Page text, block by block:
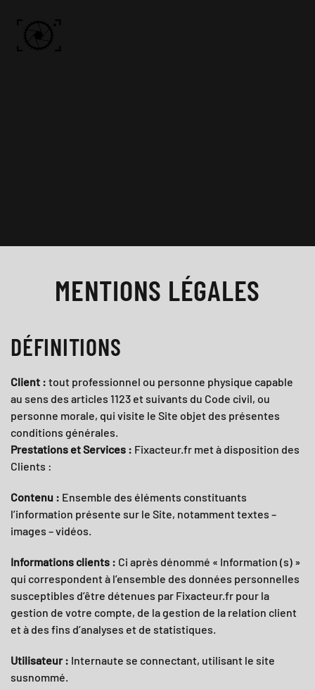
MENTIONS LÉGALES
DÉFINITIONS
Client : tout professionnel ou personne physique capable
au sens des articles 1123 et suivants du Code civil, ou
personne morale, qui visite le Site objet des présentes
conditions générales.
Prestations et Services : Fixacteur.fr met à disposition des
Clients :
Contenu : Ensemble des éléments constituants
l’information présente sur le Site, notamment textes –
images – vidéos.
Informations clients : Ci après dénommé « Information (s) »
qui correspondent à l’ensemble des données personnelles
susceptibles d’être détenues par Fixacteur.fr pour la
gestion de votre compte, de la gestion de la relation client
et à des fins d’analyses et de statistiques.
Utilisateur : Internaute se connectant, utilisant le site
susnommé.